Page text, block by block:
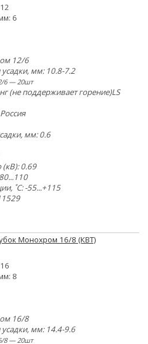
6
12/6
мм: 10.8-7.2
6 — 20шт
нг (не поддерживает горение)LS
мм: 0.6
(кВ): 0.69
˚С: -55...+115
Монохром 16/8 (КВТ)
8
16/8
мм: 14.4-9.6
8 — 20шт